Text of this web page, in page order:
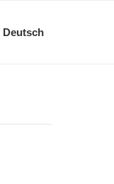
Deutsch